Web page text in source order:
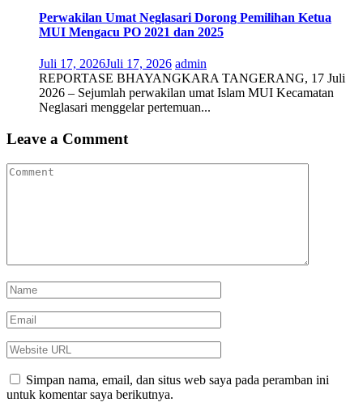
Perwakilan Umat Neglasari Dorong Pemilihan Ketua
MUI Mengacu PO 2021 dan 2025
Juli 17, 2026Juli 17, 2026 admin
REPORTASE BHAYANGKARA TANGERANG, 17 Juli
2026 – Sejumlah perwakilan umat Islam MUI Kecamatan
Neglasari menggelar pertemuan...
Leave a Comment
Simpan nama, email, dan situs web saya pada peramban ini
untuk komentar saya berikutnya.